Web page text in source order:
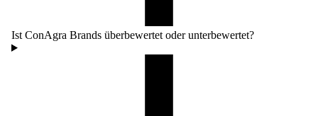
Ist ConAgra Brands überbewertet oder unterbewertet?